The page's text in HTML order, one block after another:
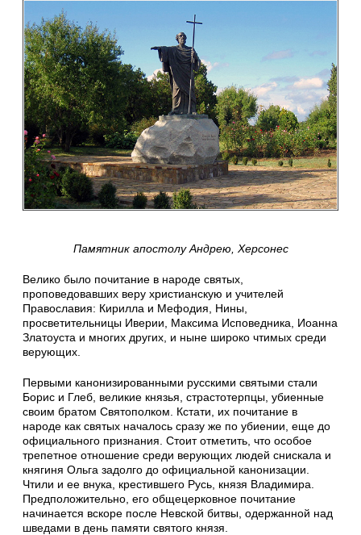
Памятник апостолу Андрею, Херсонес
Велико было почитание в народе святых,
проповедовавших веру христианскую и учителей
Православия: Кирилла и Мефодия, Нины,
просветительницы Иверии, Максима Исповедника, Иоанна
Златоуста и многих других, и ныне широко чтимых среди
верующих.
Первыми канонизированными русскими святыми стали
Борис и Глеб, великие князья, страстотерпцы, убиенные
своим братом Святополком. Кстати, их почитание в
народе как святых началось сразу же по убиении, еще до
официального признания. Стоит отметить, что особое
трепетное отношение среди верующих людей снискала и
княгиня Ольга задолго до официальной канонизации.
Чтили и ее внука, крестившего Русь, князя Владимира.
Предположительно, его общецерковное почитание
начинается вскоре после Невской битвы, одержанной над
шведами в день памяти святого князя.